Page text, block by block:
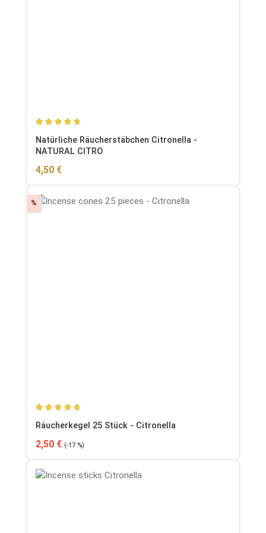
Durchschnittliche Bewertung von 4.67 von 5 Sternen
Natürliche Räucherstäbchen Citronella -
NATURAL CITRO
Regulärer Preis:
4,50 €
% Rabatt
Durchschnittliche Bewertung von 4.8 von 5 Sternen
Räucherkegel 25 Stück - Citronella
Verkaufspreis:
2,50 € Regulärer Preis:
(-17 %)